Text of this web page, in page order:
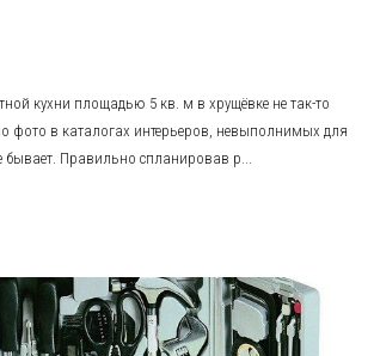
кухни площадью 5 кв. м в хрущёвке не так-то
фото в каталогах интерьеров, невыполнимых для
бывает. Правильно спланировав р...